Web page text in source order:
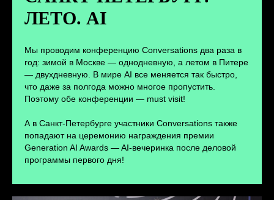
ЛЕТО. AI
Мы проводим конференцию Conversations два раза в
год: зимой в Москве — однодневную, а летом в Питере
— двухдневную. В мире AI все меняется так быстро,
что даже за полгода можно многое пропустить.
Поэтому обе конференции — must visit!
А в Санкт-Петербурге участники Conversations также
попадают на церемонию награждения премии
Generation AI Awards — AI-вечеринка после деловой
программы первого дня!